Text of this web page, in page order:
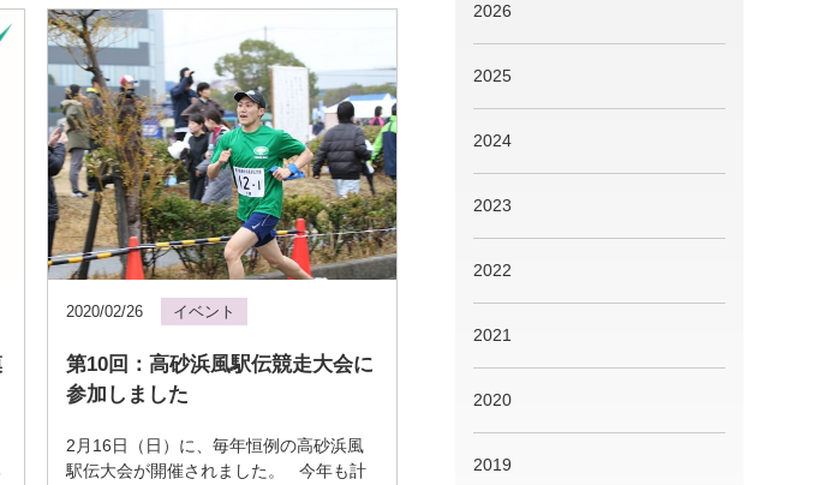
2020/02/26 イベント
第10回：高砂浜風駅伝競走大会に
参加しました
2月16日（日）に、毎年恒例の高砂浜風
駅伝大会が開催されました。 今年も計
2026
2025
2024
2023
2022
2021
2020
2019